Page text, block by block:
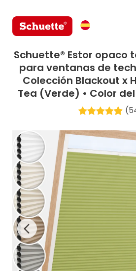
Schuette® Estor opaco
para ventanas de
Colección Blackout x
Tea (Verde) • Color